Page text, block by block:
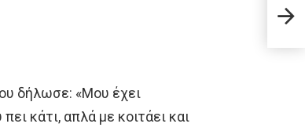
δήλωσε: «Μου έχει
κάτι, απλά με κοιτάει και